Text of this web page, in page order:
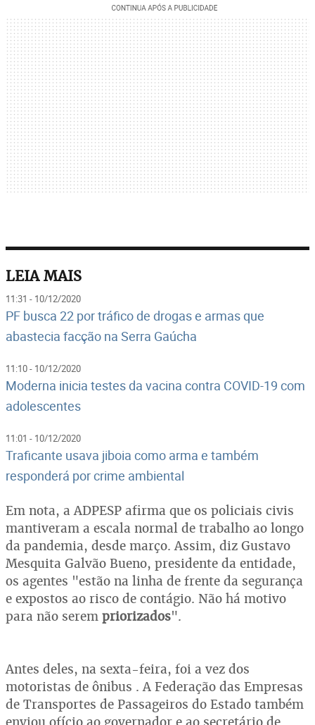
LEIA MAIS
11:31 - 10/12/2020
PF busca 22 por tráfico de drogas e armas que
abastecia facção na Serra Gaúcha
11:10 - 10/12/2020
Moderna inicia testes da vacina contra COVID-19 com
adolescentes
11:01 - 10/12/2020
Traficante usava jiboia como arma e também
responderá por crime ambiental
Em nota, a ADPESP afirma que os policiais civis
mantiveram a escala normal de trabalho ao longo
da pandemia, desde março. Assim, diz Gustavo
Mesquita Galvão Bueno, presidente da entidade,
os agentes "estão na linha de frente da segurança
e expostos ao risco de contágio. Não há motivo
para não serem priorizados".
Antes deles, na sexta-feira, foi a vez dos
motoristas de ônibus . A Federação das Empresas
de Transportes de Passageiros do Estado também
enviou ofício ao governador e ao secretário de